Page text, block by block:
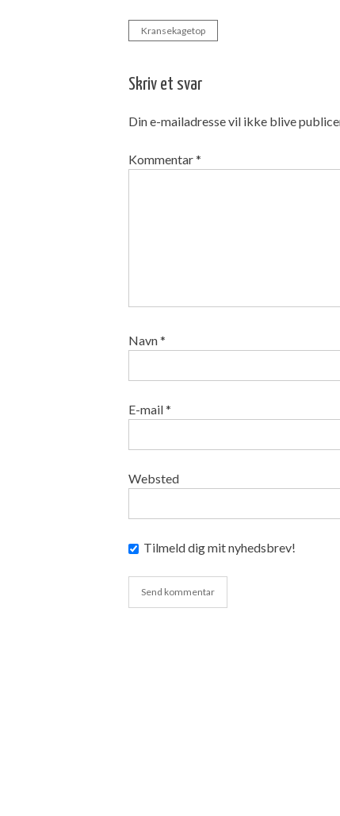
Indlægsnavigation
Kransekagetop
Skriv et svar
Din e-mailadresse vil ikke blive
Kommentar*
Navn*
E-mail*
Websted
Tilmeld dig mit nyhedsbrev!